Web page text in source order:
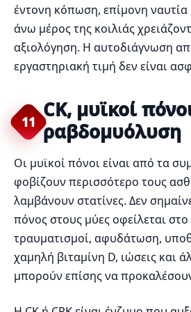
έντονη κόπωση, επίμονη ναυτία
άνω μέρος της κοιλιάς
αξιολόγηση. Η αυτοδιάγνωση
εργαστηριακή τιμή δεν είναι
11 CK, μυϊκοί
ραβδομυόλυση
Οι μυϊκοί πόνοι είναι από τα
φοβίζουν περισσότερο τους
λαμβάνουν στατίνες. Δεν
πόνος στους μύες οφείλεται
τραυματισμοί, αφυδάτωση,
χαμηλή βιταμίνη D, ιώσεις και
μπορούν επίσης να